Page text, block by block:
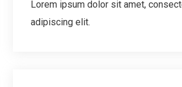
Lorem ipsum dolor sit amet,
adipiscing elit.